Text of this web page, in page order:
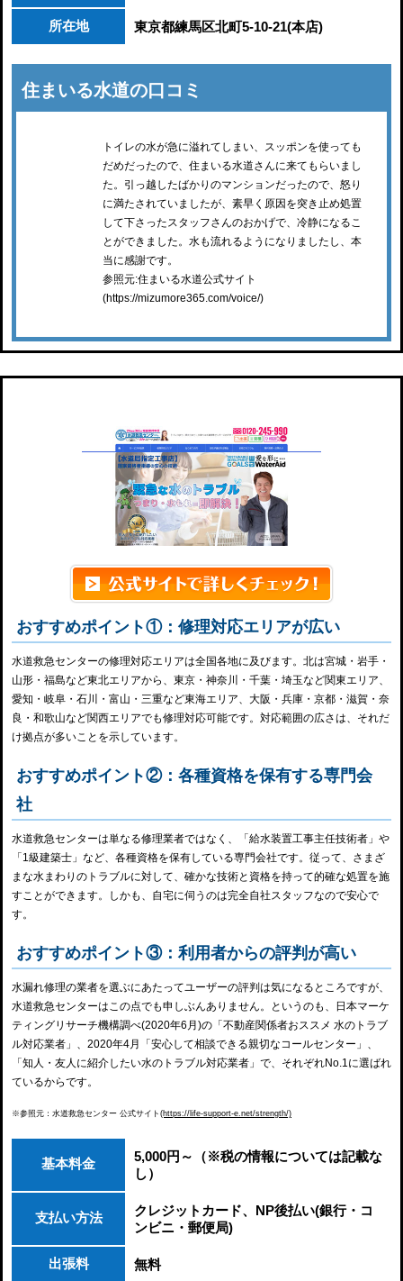
所在地 東京都練馬区北町5-10-21(本店)
住まいる水道の口コミ
トイレの水が急に溢れてしまい、スッポンを使っても
だめだったので、住まいる水道さんに来てもらいまし
た。引っ越したばかりのマンションだったので、怒り
に満たされていましたが、素早く原因を突き止め処置
して下さったスタッフさんのおかげで、冷静になるこ
とができました。水も流れるようになりましたし、本
当に感謝です。
参照元:住まいる水道公式サイト
(https://mizumore365.com/voice/)
おすすめポイント①：修理対応エリアが広い
水道救急センターの修理対応エリアは全国各地に及びます。北は宮城・岩手・
山形・福島など東北エリアから、東京・神奈川・千葉・埼玉など関東エリア、
愛知・岐阜・石川・富山・三重など東海エリア、大阪・兵庫・京都・滋賀・奈
良・和歌山など関西エリアでも修理対応可能です。対応範囲の広さは、それだ
け拠点が多いことを示しています。
おすすめポイント②：各種資格を保有する専門会
社
水道救急センターは単なる修理業者ではなく、「給水装置工事主任技術者」や
「1級建築士」など、各種資格を保有している専門会社です。従って、さまざ
まな水まわりのトラブルに対して、確かな技術と資格を持って的確な処置を施
すことができます。しかも、自宅に伺うのは完全自社スタッフなので安心で
す。
おすすめポイント③：利用者からの評判が高い
水漏れ修理の業者を選ぶにあたってユーザーの評判は気になるところですが、
水道救急センターはこの点でも申しぶんありません。というのも、日本マーケ
ティングリサーチ機構調べ(2020年6月)の「不動産関係者おススメ 水のトラブ
ル対応業者」、2020年4月「安心して相談できる親切なコールセンター」、
「知人・友人に紹介したい水のトラブル対応業者」で、それぞれNo.1に選ばれ
ているからです。
※参照元：水道救急センター 公式サイト (https://life-support-e.net/strength/)
基本料金
5,000円～（※税の情報については記載な
し）
支払い方法
クレジットカード、NP後払い(銀行・コ
ンビニ・郵便局)
出張料 無料